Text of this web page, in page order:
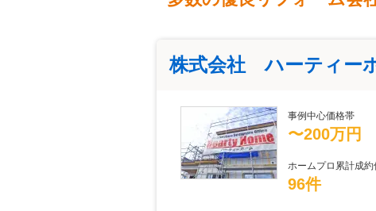
株式会社 ハーティー
事例中心価格帯
〜200万円
ホームプロ累計成約
96件